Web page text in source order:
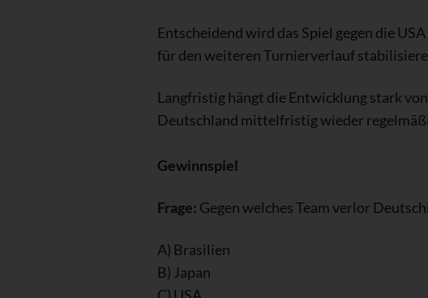
Entscheidend wird das Spiel gegen die
für den weiteren Turnierverlauf
Langfristig hängt die Entwicklung stark
Deutschland mittelfristig wieder
Gewinnspiel
Frage: Gegen welches Team verlor
A) Brasilien
B) Japan
C) USA